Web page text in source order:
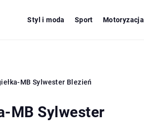
Styl i moda Sport Motoryzacja
MB Sylwester Blezień
MB Sylwester